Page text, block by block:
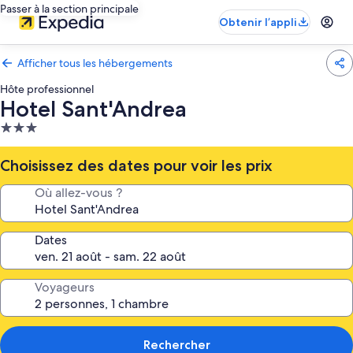
Passer à la section principale
Obtenir l’appli
Afficher tous les hébergements
Hôte professionnel
Hotel Sant'Andrea
Hébergement
3.0 étoiles
Choisissez des dates pour voir les prix
Où allez-vous ?
Dates
Voyageurs
Rechercher